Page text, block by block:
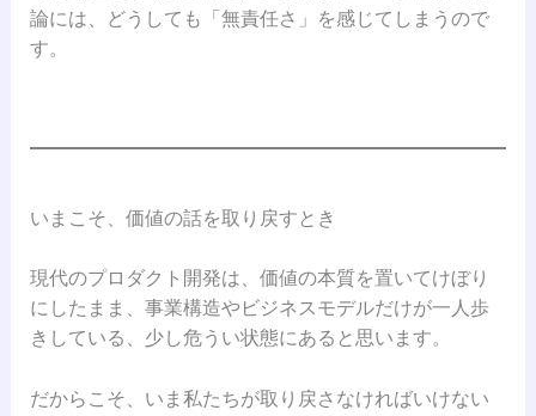
論には、どうしても「無責任さ」を感じてしまうので
す。
いまこそ、価値の話を取り戻すとき
現代のプロダクト開発は、価値の本質を置いてけぼり
にしたまま、事業構造やビジネスモデルだけが一人歩
きしている、少し危うい状態にあると思います。
だからこそ、いま私たちが取り戻さなければいけない